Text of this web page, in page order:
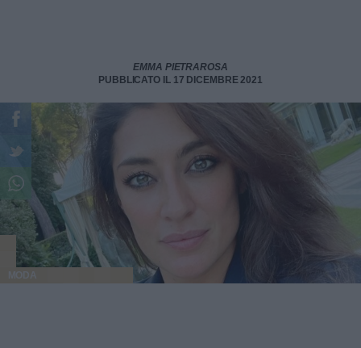
EMMA PIETRAROSA
PUBBLICATO IL 17 DICEMBRE 2021
MODA